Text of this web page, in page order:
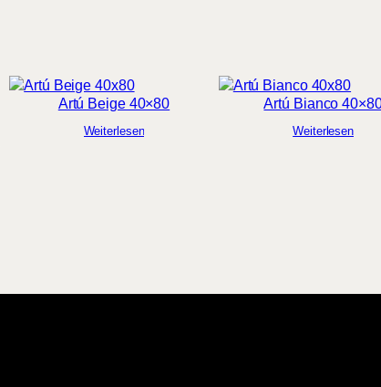
Artú Beige 40×80
Weiterlesen
Artú Bianco
Weiterlesen